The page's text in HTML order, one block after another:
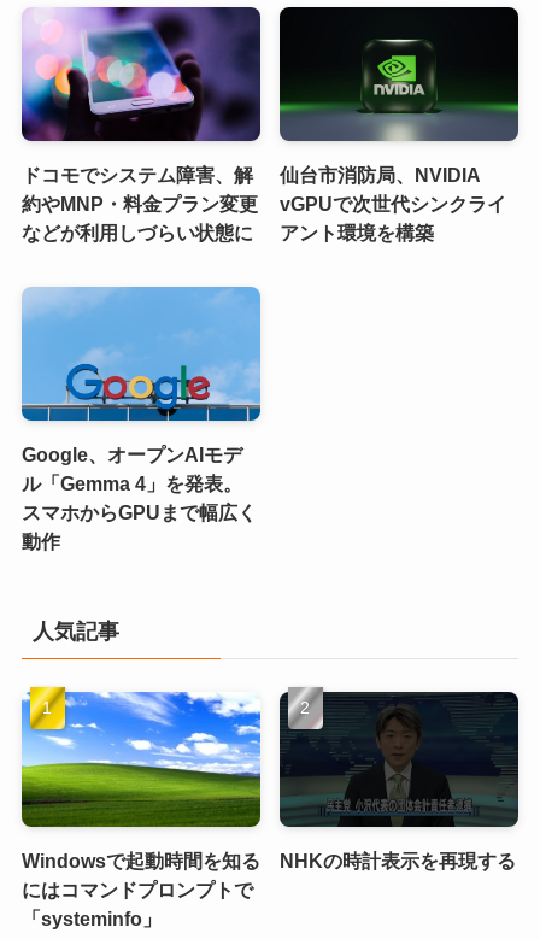
ドコモでシステム障害、解
約やMNP・料金プラン変更
などが利用しづらい状態に
仙台市消防局、NVIDIA
vGPUで次世代シンクライ
アント環境を構築
Google、オープンAIモデ
ル「Gemma 4」を発表。
スマホからGPUまで幅広く
動作
人気記事
Windowsで起動時間を知る
にはコマンドプロンプトで
「systeminfo」
NHKの時計表示を再現する